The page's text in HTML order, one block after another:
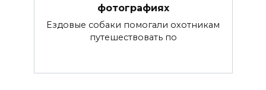
фотографиях
Ездовые собаки помогали охотникам
путешествовать по